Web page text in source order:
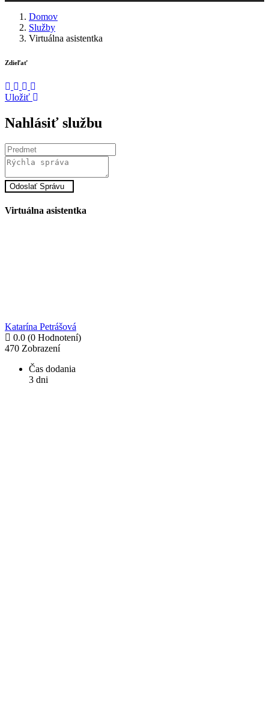
Domov
Služby
Virtuálna asistentka
Zdieľať
Uložiť
Nahlásiť službu
Odoslať Správu
Virtuálna asistentka
Katarína Petrášová
0.0 (0 Hodnotení)
470 Zobrazení
Čas dodania
3 dni